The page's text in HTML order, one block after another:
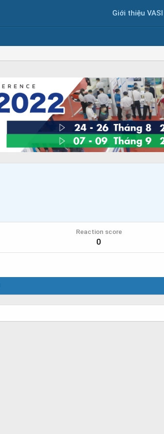
Giới thiệu VASI
Reaction score
0